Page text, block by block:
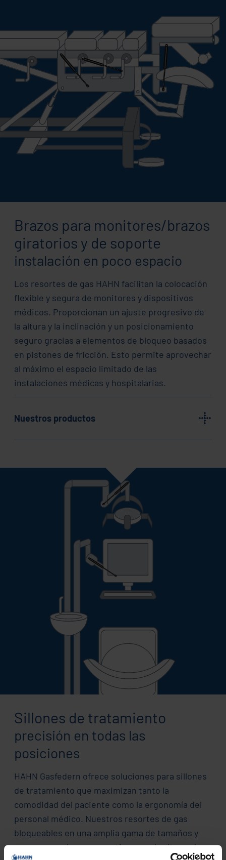
Brazos para monitores/brazos
giratorios y de soporte
instalación en poco espacio
Los resortes de gas HAHN facilitan la colocación
flexible y segura de monitores y dispositivos
médicos. Proporcionan un ajuste progresivo de
la altura y la inclinación y un posicionamiento
seguro gracias a elementos de bloqueo basados
en pistones de fricción. Esto permite aprovechar
al máximo el espacio limitado de las
instalaciones médicas y hospitalarias.
Nuestros productos
Sillones de tratamiento
precisión en todas las
posiciones
HAHN Gasfedern ofrece soluciones para sillones
de tratamiento que maximizan tanto la
comodidad del paciente como la ergonomía del
personal médico. Nuestros resortes de gas
bloqueables en una amplia gama de tamaños y
con carreras largas garantizan que la altura y la